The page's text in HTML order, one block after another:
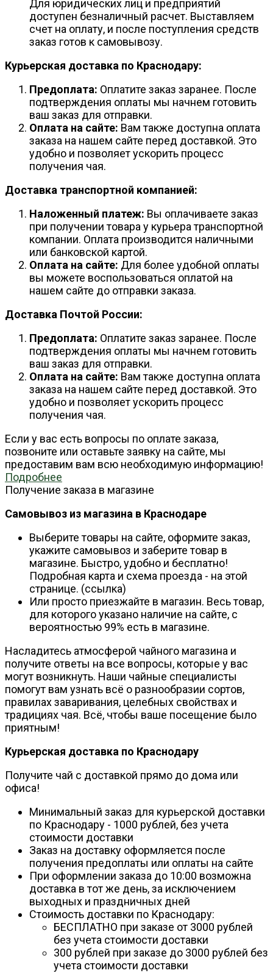
Для юридических лиц и предприятий
доступен безналичный расчет. Выставляем
счет на оплату, и после поступления средств
заказ готов к самовывозу.
Курьерская доставка по Краснодару:
Предоплата: Оплатите заказ заранее. После
подтверждения оплаты мы начнем готовить
ваш заказ для отправки.
Оплата на сайте: Вам также доступна оплата
заказа на нашем сайте перед доставкой. Это
удобно и позволяет ускорить процесс
получения чая.
Доставка транспортной компанией:
Наложенный платеж: Вы оплачиваете заказ
при получении товара у курьера транспортной
компании. Оплата производится наличными
или банковской картой.
Оплата на сайте: Для более удобной оплаты
вы можете воспользоваться оплатой на
нашем сайте до отправки заказа.
Доставка Почтой России:
Предоплата: Оплатите заказ заранее. После
подтверждения оплаты мы начнем готовить
ваш заказ для отправки.
Оплата на сайте: Вам также доступна оплата
заказа на нашем сайте перед доставкой. Это
удобно и позволяет ускорить процесс
получения чая.
Если у вас есть вопросы по оплате заказа,
позвоните или оставьте заявку на сайте, мы
предоставим вам всю необходимую информацию!
Подробнее
Получение заказа в магазине
Самовывоз из магазина в Краснодаре
Выберите товары на сайте, оформите заказ,
укажите самовывоз и заберите товар в
магазине. Быстро, удобно и бесплатно!
Подробная карта и схема проезда - на этой
странице. (ссылка)
Или просто приезжайте в магазин. Весь товар,
для которого указано наличие на сайте, с
вероятностью 99% есть в магазине.
Насладитесь атмосферой чайного магазина и
получите ответы на все вопросы, которые у вас
могут возникнуть. Наши чайные специалисты
помогут вам узнать всё о разнообразии сортов,
правилах заваривания, целебных свойствах и
традициях чая. Всё, чтобы ваше посещение было
приятным!
Курьерская доставка по Краснодару
Получите чай с доставкой прямо до дома или
офиса!
Минимальный заказ для курьерской доставки
по Краснодару - 1000 рублей, без учета
стоимости доставки
Заказ на доставку оформляется после
получения предоплаты или оплаты на сайте
При оформлении заказа до 10:00 возможна
доставка в тот же день, за исключением
выходных и праздничных дней
Стоимость доставки по Краснодару:
БЕСПЛАТНО при заказе от 3000 рублей
без учета стоимости доставки
300 рублей при заказе до 3000 рублей без
учета стоимости доставки